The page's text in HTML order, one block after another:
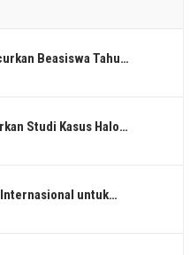
Beasiswa Tahu…
Studi Kasus Halo…
untuk…